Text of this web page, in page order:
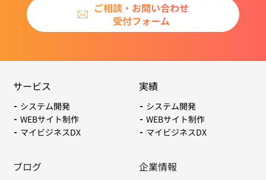
ご相談・お問い合わせ
受付フォーム
サービス
システム開発
WEBサイト制作
マイビジネスDX
実績
システム開発
WEBサイト制作
マイビジネスDX
ブログ 企業情報